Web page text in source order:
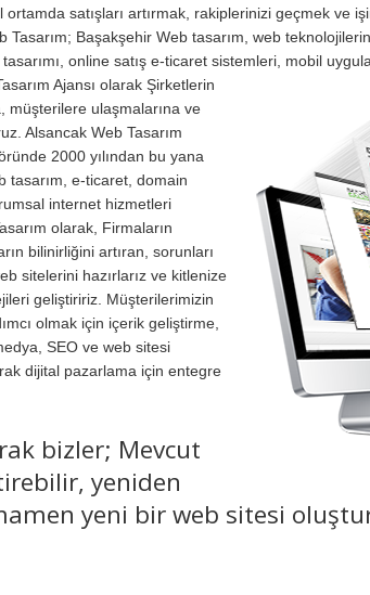
satışları artırmak, rakiplerinizi geçmek ve
Tasarım; Başakşehir Web tasarım, web
online satış e-ticaret sistemleri, mobil
Ajansı olarak Şirketlerin
müşterilere ulaşmalarına ve
Alsancak Web Tasarım
2000 yılından bu yana
tasarım, e-ticaret, domain
internet hizmetleri
olarak, Firmaların
bilinirliğini artıran, sorunları
sitelerini hazırlarız ve kitlenize
geliştiririz. Müşterilerimizin
olmak için içerik geliştirme,
SEO ve web sitesi
dijital pazarlama için entegre
bizler; Mevcut
yeniden
yeni bir web sitesi